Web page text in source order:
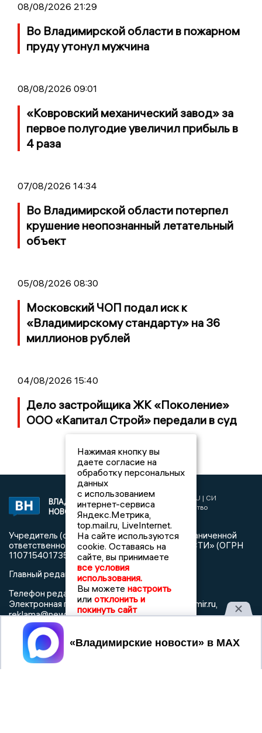
08/08/2026 21:29
Во Владимирской области в пожарном
пруду утонул мужчина
08/08/2026 09:01
«Ковровский механический завод» за
первое полугодие увеличил прибыль в
4 раза
07/08/2026 14:34
Во Владимирской области потерпел
крушение неопознанный летательный
объект
05/08/2026 08:30
Московский ЧОП подал иск к
«Владимирскому стандарту» на 36
миллионов рублей
04/08/2026 15:40
Дело застройщика ЖК «Поколение»
ООО «Капитал Строй» передали в суд
ВЛАДИМИРСКИЕ
НОВОСТИ
2017 © NEWSVLADIMIR.RU | СИ
«Информационное агентство
Владимирские новости»
Учредитель (соучредители): Общество с ограниченной
ответственностью «РЕГИОНАЛЬНЫЕ НОВОСТИ» (ОГРН
1107154017354)
Главный редактор: Мазов С. А.
Телефон редакции:8 (4922) 666916
Электронная почта редакции:info@newsvladimir.ru,
reklama@newsvladimir.ru
Регистрационный номер: серия Эл № ФС77-78858 от 4
августа 2020 г. согласно выписке из реестра
зарегистрированных средств массовой информации
Нажимая кнопку вы
даете согласие на
обработку персональных
данных
с использованием
интернет-сервиса
Яндекс.Метрика,
top.mail.ru, LiveInternet.
На сайте используются
cookie. Оставаясь на
сайте, вы принимаете
все условия
использования.
Вы можете настроить
или отклонить и
покинуть сайт
Принять